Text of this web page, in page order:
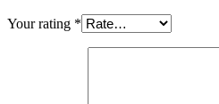
Your rating *